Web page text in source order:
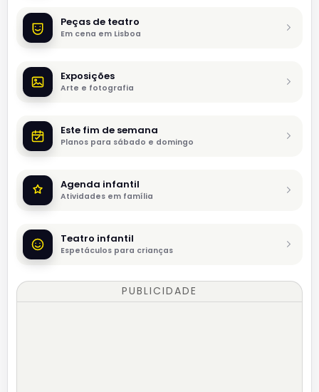
Peças de teatro
Em cena em Lisboa
Exposições
Arte e fotografia
Este fim de semana
Planos para sábado e domingo
Agenda infantil
Atividades em família
Teatro infantil
Espetáculos para crianças
PUBLICIDADE